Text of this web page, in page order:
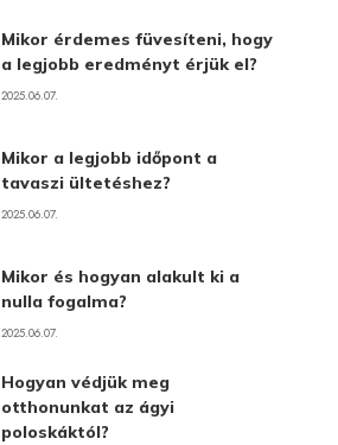
Mikor érdemes füvesíteni, hogy
a legjobb eredményt érjük el?
2025.06.07.
Mikor a legjobb időpont a
tavaszi ültetéshez?
2025.06.07.
Mikor és hogyan alakult ki a
nulla fogalma?
2025.06.07.
Hogyan védjük meg
otthonunkat az ágyi
poloskáktól?